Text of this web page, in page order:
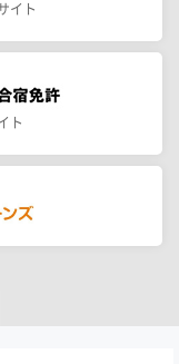
イト
ト